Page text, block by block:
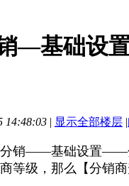
—基础设
14:48:03 | 显示全部楼层 |
销——基础设置——
等级，那么【分销